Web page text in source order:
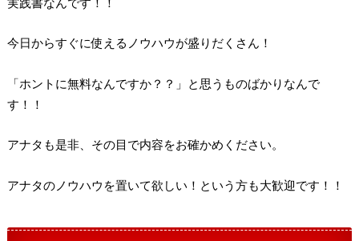
今日からすぐに使えるノウハウが盛りだくさん！
「ホントに無料なんですか？？」と思うものばかりなんで
す！！
アナタも是非、その目で内容をお確かめください。
アナタのノウハウを置いて欲しい！という方も大歓迎です！！